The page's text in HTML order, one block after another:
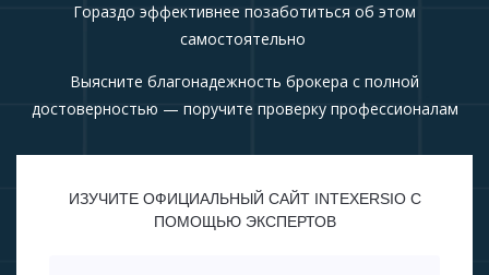
Гораздо эффективнее позаботиться об этом
самостоятельно
Выясните благонадежность брокера с полной
достоверностью — поручите проверку профессионалам
ИЗУЧИТЕ ОФИЦИАЛЬНЫЙ САЙТ INTEXERSIO С
ПОМОЩЬЮ ЭКСПЕРТОВ